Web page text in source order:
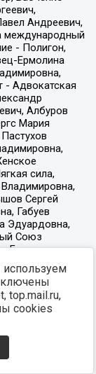
top.mail.ru,
cookies